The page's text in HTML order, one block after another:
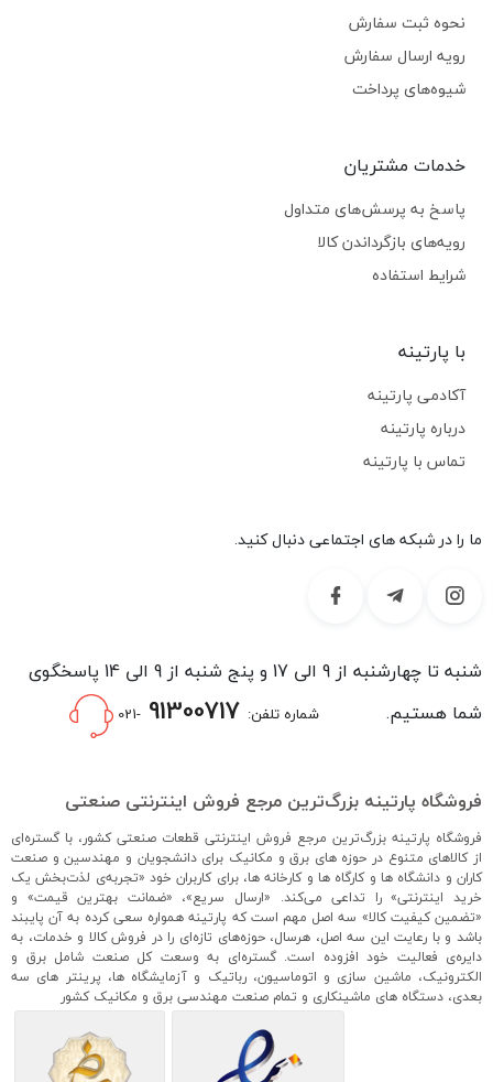
نحوه ثبت سفارش
رویه ارسال سفارش
شیوه‌های پرداخت
خدمات مشتریان
پاسخ به پرسش‌های متداول
رویه‌های بازگرداندن کالا
شرایط استفاده
با پارتینه
آکادمی پارتینه
درباره پارتینه
تماس با پارتینه
ما را در شبکه های اجتماعی دنبال کنید.
شنبه تا چهارشنبه از 9 الی 17 و پنج شنبه از 9 الی 14 پاسخگوی
شما هستیم.
شماره تلفن: -021
فروشگاه پارتینه بزرگ‌ترین مرجع فروش اینترنتی صنعتی
فروشگاه پارتینه بزرگ‌ترین مرجع فروش اینترنتی قطعات صنعتی کشور، با گستره‌ای
از کالاهای متنوع در حوزه های برق و مکانیک برای دانشجویان و مهندسین و صنعت
کاران و دانشگاه ها و کارگاه ها و کارخانه ها، برای کاربران خود «تجربه‌ی لذت‌بخش یک
خرید اینترنتی» را تداعی می‌کند. «ارسال سریع»، «ضمانت بهترین قیمت» و
«تضمین کیفیت کالا» سه اصل مهم است که پارتینه همواره سعی کرده به آن پایبند
باشد و با رعایت این سه اصل، هرسال، حوزه‌های تازه‌ای را در فروش کالا و خدمات، به
دایره‌ی فعالیت خود افزوده است. گستره‌ای به وسعت کل صنعت شامل برق و
الکترونیک، ماشین سازی و اتوماسیون، رباتیک و آزمایشگاه ها، پرینتر های سه
بعدی، دستگاه های ماشینکاری و تمام صنعت مهندسی برق و مکانیک کشور